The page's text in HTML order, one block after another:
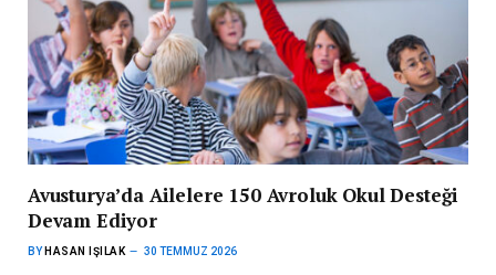
Avusturya’da Ailelere 150 Avroluk Okul Desteği
Devam Ediyor
BY HASAN IŞILAK 30 TEMMUZ 2026